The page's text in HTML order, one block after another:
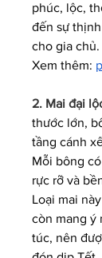
phúc, lộc,
đến sự
cho gia chủ.
Xem thêm:
2. Mai đại
thước lớn,
tầng cánh
Mỗi bông
rực rỡ và
Loại mai
còn mang ý
túc, nên